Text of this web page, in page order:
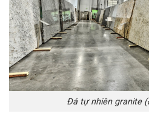
Đá tự nhiên granite